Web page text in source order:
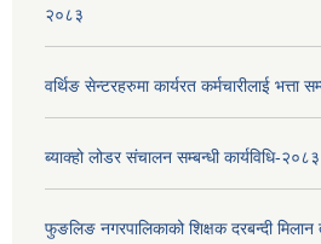
२०८३
वर्थिङ सेन्टरहरुमा कार्यरत कर्मचारीलाई भत्ता
ब्याक्हो लोडर संचालन सम्बन्धी कार्यविधि-२०८३
फुङलिङ नगरपालिकाको शिक्षक दरबन्दी मिलान